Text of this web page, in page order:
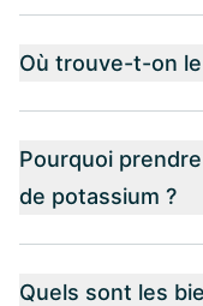
Où trouve-t-on
Pourquoi
de potassium ?
Quels sont les